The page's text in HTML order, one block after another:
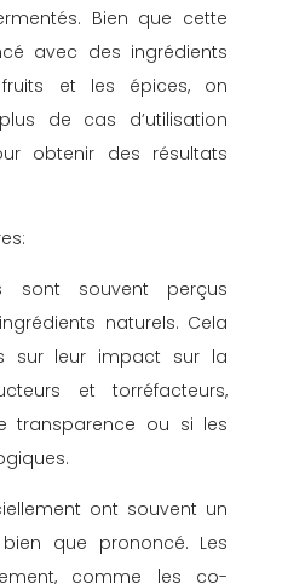
Bien que cette
avec des ingrédients
et les épices, on
de cas d’utilisation
obtenir des résultats
sont souvent perçus
naturels. Cela
sur leur impact sur la
et torréfacteurs,
transparence ou si les
ont souvent un
que prononcé. Les
comme les co-